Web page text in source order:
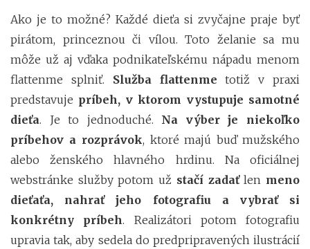
Ako je to možné? Každé dieťa si zvyčajne praje byť
pirátom, princeznou či vílou. Toto želanie sa mu
môže už aj vďaka podnikateľskému nápadu menom
flattenme splniť. Služba flattenme totiž v praxi
predstavuje príbeh, v ktorom vystupuje samotné
dieťa. Je to jednoduché. Na výber je niekoľko
príbehov a rozprávok, ktoré majú buď mužského
alebo ženského hlavného hrdinu. Na oficiálnej
webstránke služby potom už stačí zadaťlen meno
dieťaťa, nahrať jeho fotografiu a vybrať si
konkrétny príbeh. Realizátori potom fotografiu
upravia tak, aby sedela do predpripravených ilustrácií